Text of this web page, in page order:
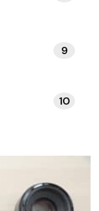
9
10